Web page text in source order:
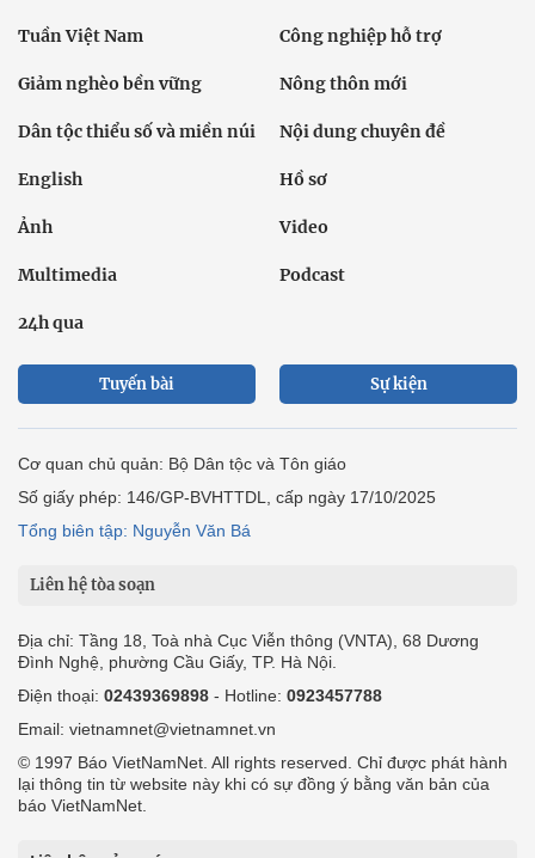
Tuần Việt Nam Công nghiệp hỗ trợ
Giảm nghèo bền vững Nông thôn mới
Dân tộc thiểu số và miền núi Nội dung chuyên đề
English Hồ sơ
Ảnh Video
Multimedia Podcast
24h qua
Tuyến bài Sự kiện
Cơ quan chủ quản: Bộ Dân tộc và Tôn giáo
Số giấy phép: 146/GP-BVHTTDL, cấp ngày 17/10/2025
Tổng biên tập: Nguyễn Văn Bá
Liên hệ tòa soạn
Địa chỉ: Tầng 18, Toà nhà Cục Viễn thông (VNTA), 68 Dương
Đình Nghệ, phường Cầu Giấy, TP. Hà Nội.
Điện thoại: 02439369898 - Hotline: 0923457788
Email: vietnamnet@vietnamnet.vn
© 1997 Báo VietNamNet. All rights reserved. Chỉ được phát hành
lại thông tin từ website này khi có sự đồng ý bằng văn bản của
báo VietNamNet.